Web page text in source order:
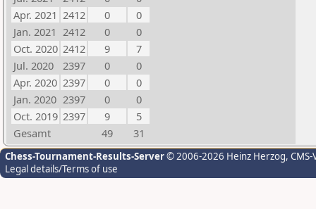
Apr. 2021 2412 0
0
Jan. 2021 2412 0
0
Oct. 2020 2412 9
7
Jul. 2020
2397 0
0
Apr. 2020 2397 0
0
Jan. 2020 2397 0
0
Oct. 2019 2397 9
5
Gesamt
49 31
Chess-Tournament-Results-Server© 2006-2026 Heinz Herzog,
Legal details/Terms of use